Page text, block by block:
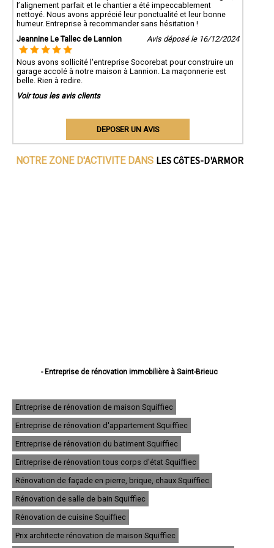
l’alignement parfait et le chantier a été impeccablement
nettoyé. Nous avons apprécié leur ponctualité et leur bonne
humeur. Entreprise à recommander sans hésitation !
Jeannine Le Tallec de Lannion
Avis déposé le 16/12/2024
Nous avons sollicité l'entreprise Socorebat pour construire un
garage accolé à notre maison à Lannion. La maçonnerie est
belle. Rien à redire.
Voir tous les avis clients
DEPOSER UN AVIS
NOTRE ZONE D'ACTIVITE DANS LES CôTES-D'ARMOR
- Entreprise de rénovation immobilière à Saint-Brieuc
- Entreprise de rénovation immobilière à Lamballe
- Entreprise de rénovation immobilière à Ploufragan
- Entreprise de rénovation immobilière à Dinan
- Entreprise de rénovation immobilière à Loudéac
- Entreprise de rénovation immobilière à Paimpol
- Entreprise de rénovation immobilière à Trégueux
- Entreprise de rénovation immobilière à Guingamp
- Entreprise de rénovation immobilière à Perros-Guirec
- Entreprise de rénovation immobilière à Langueux
- Entreprise de rénovation immobilière à Plédran
- Entreprise de rénovation immobilière à Pordic
- Entreprise de rénovation immobilière à Ploumagoar
- Entreprise de rénovation immobilière à Yffiniac
Entreprise de rénovation de maison Squiffiec
Entreprise de rénovation d'appartement Squiffiec
Entreprise de rénovation du batiment Squiffiec
Entreprise de rénovation tous corps d'état Squiffiec
Rénovation de façade en pierre, brique, chaux Squiffiec
Rénovation de salle de bain Squiffiec
Rénovation de cuisine Squiffiec
Prix architecte rénovation de maison Squiffiec